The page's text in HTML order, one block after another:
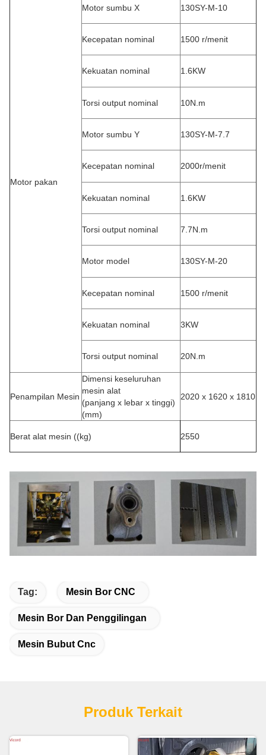
Motor pakan
Motor sumbu X 130SY-M-10
Kecepatan nominal 1500 r/menit
Kekuatan nominal 1.6KW
Torsi output nominal 10N.m
Motor sumbu Y 130SY-M-7.7
Kecepatan nominal 2000r/menit
Kekuatan nominal 1.6KW
Torsi output nominal 7.7N.m
Motor model 130SY-M-20
Kecepatan nominal 1500 r/menit
Kekuatan nominal 3KW
Torsi output nominal 20N.m
Penampilan Mesin
Dimensi keseluruhan
mesin alat
(panjang x lebar x tinggi)
(mm)
2020 x 1620 x 1810
Berat alat mesin ((kg) 2550
Tag: Mesin Bor CNC
Mesin Bor Dan Penggilingan
Mesin Bubut Cnc
Produk Terkait